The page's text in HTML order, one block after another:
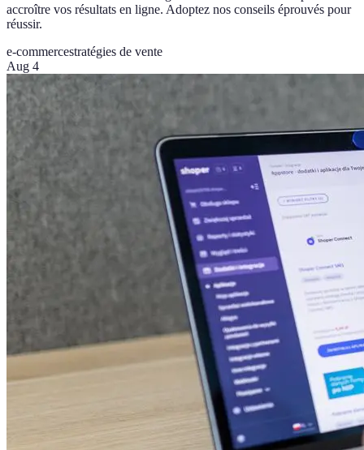
accroître vos résultats en ligne. Adoptez nos conseils éprouvés pour
réussir.
e-commercestratégies de vente
Aug 4